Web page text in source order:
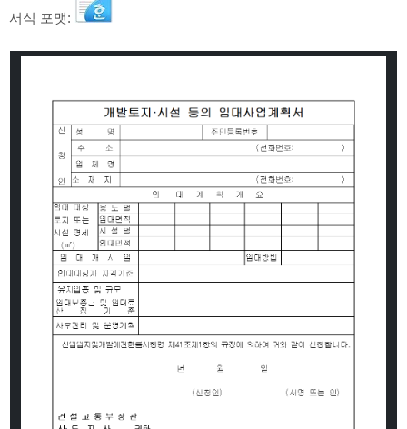
서식 포맷: